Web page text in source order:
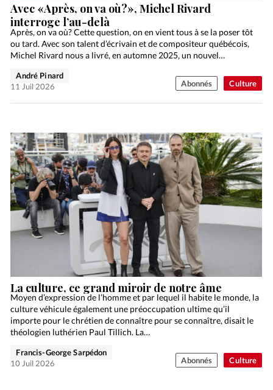
Culture
Avec «Après, on va où?», Michel Rivard
interroge l’au-delà
Après, on va où? Cette question, on en vient tous à se la poser tôt
ou tard. Avec son talent d’écrivain et de compositeur québécois,
Michel Rivard nous a livré, en automne 2025, un nouvel…
André Pinard
11 Juil 2026
Abonnés
Culture
La culture, ce grand miroir de notre âme
Moyen d’expression de l’homme et par lequel il habite le monde, la
culture véhicule également une préoccupation ultime qu’il
importe pour le chrétien de connaître pour se connaître, disait le
théologien luthérien Paul Tillich. La…
Francis-George Sarpédon
10 Juil 2026
Abonnés